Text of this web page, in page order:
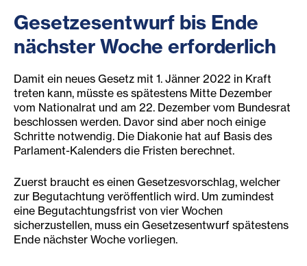
Gesetzesentwurf bis Ende
nächster Woche erforderlich
Damit ein neues Gesetz mit 1. Jänner 2022 in Kraft
treten kann, müsste es spätestens Mitte Dezember
vom Nationalrat und am 22. Dezember vom Bundesrat
beschlossen werden. Davor sind aber noch einige
Schritte notwendig. Die Diakonie hat auf Basis des
Parlament-Kalenders die Fristen berechnet.
Zuerst braucht es einen Gesetzesvorschlag, welcher
zur Begutachtung veröffentlich wird. Um zumindest
eine Begutachtungsfrist von vier Wochen
sicherzustellen, muss ein Gesetzesentwurf spätestens
Ende nächster Woche vorliegen.